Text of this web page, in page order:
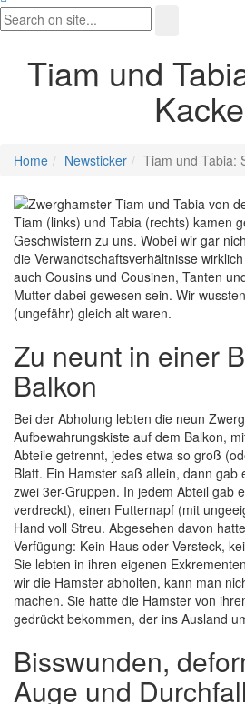
Tiam und
Home Newsticker Tiam und Tabia:
Tiam (links) und Tabia (rechts) kamen
Geschwistern zu uns. Wobei wir gar
die Verwandtschaftsverhältnisse
auch Cousins und Cousinen, Tanten
Mutter dabei gewesen sein. Wir
(ungefähr) gleich alt waren.
Zu neunt in einer
Balkon
Bei der Abholung lebten die neun
Aufbewahrungskiste auf dem Balkon,
Abteile getrennt, jedes etwa so groß
Blatt. Ein Hamster saß allein, dann gab
zwei 3er-Gruppen. In jedem Abteil gab
verdreckt), einen Futternapf (mit
Hand voll Streu. Abgesehen davon
Verfügung: Kein Haus oder Versteck,
Sie lebten in ihren eigenen
wir die Hamster abholten, kann man
machen. Sie hatte die Hamster von
gedrückt bekommen, der ins Ausland
Bisswunden,
Auge und Durchfall